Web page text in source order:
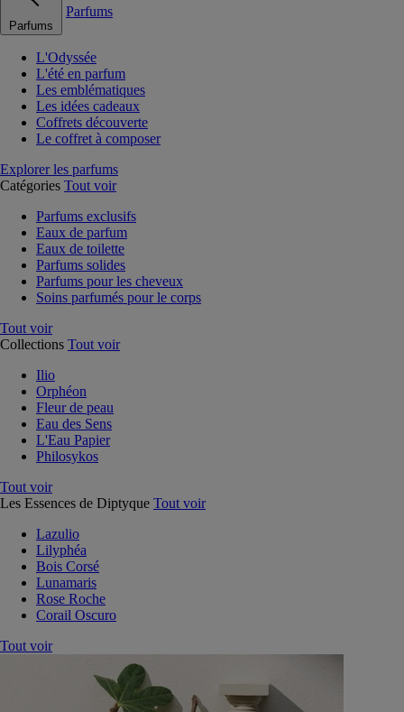
Parfums
Parfums
L'Odyssée
L'été en parfum
Les emblématiques
Les idées cadeaux
Coffrets découverte
Le coffret à composer
Explorer les parfums
Catégories Tout voir
Parfums exclusifs
Eaux de parfum
Eaux de toilette
Parfums solides
Parfums pour les cheveux
Soins parfumés pour le corps
Tout voir
Collections Tout voir
Ilio
Orphéon
Fleur de peau
Eau des Sens
L'Eau Papier
Philosykos
Tout voir
Les Essences de Diptyque Tout voir
Lazulio
Lilyphéa
Bois Corsé
Lunamaris
Rose Roche
Corail Oscuro
Tout voir